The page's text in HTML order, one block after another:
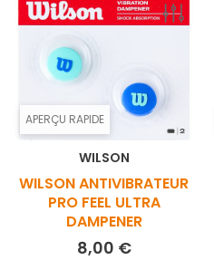
APERÇU RAPIDE
WILSON
WILSON ANTIVIBRATEUR
PRO FEEL ULTRA
DAMPENER
8,00 €Prix